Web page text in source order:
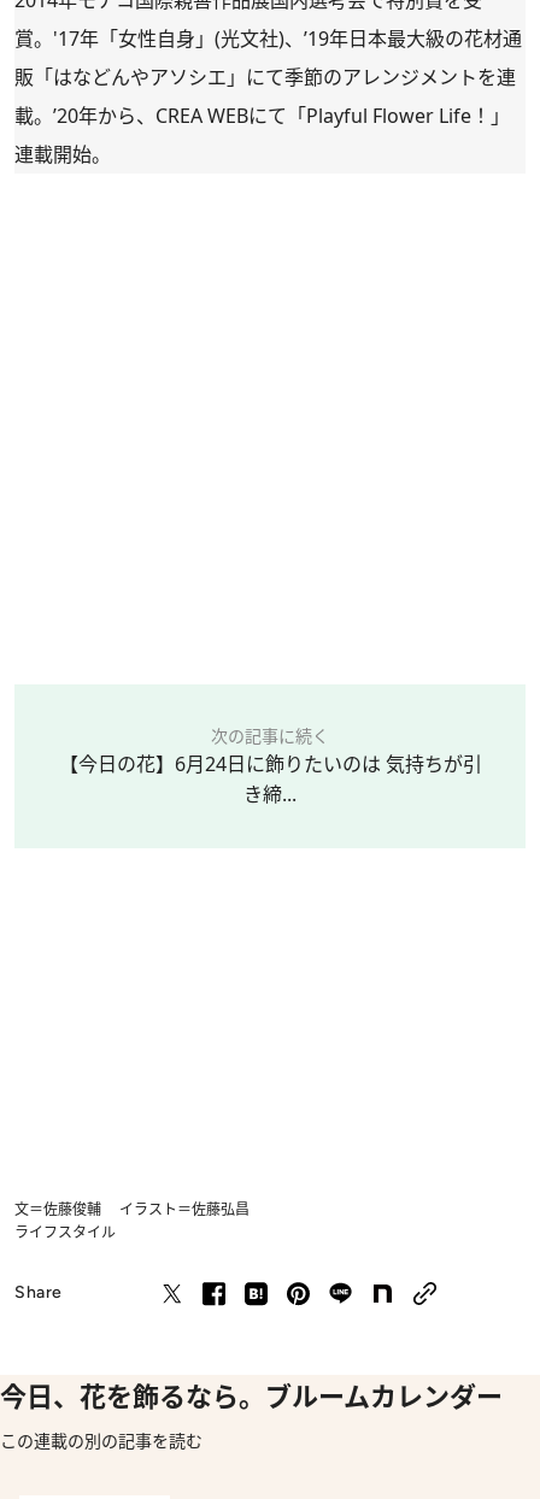
賞。'17年「女性自身」(光文社)、’19年日本最大級の花材通
販「はなどんやアソシエ 」にて季節のアレンジメントを連
載。’20年から、CREA WEBにて「Playful Flower Life！ 」
連載開始。
次の記事に続く
【今日の花】6月24日に飾りたいのは 気持ちが引
き締...
文＝佐藤俊輔 イラスト＝佐藤弘昌
ライフスタイル
Share
今日、花を飾るなら。ブルームカレンダー
この連載の別の記事を読む